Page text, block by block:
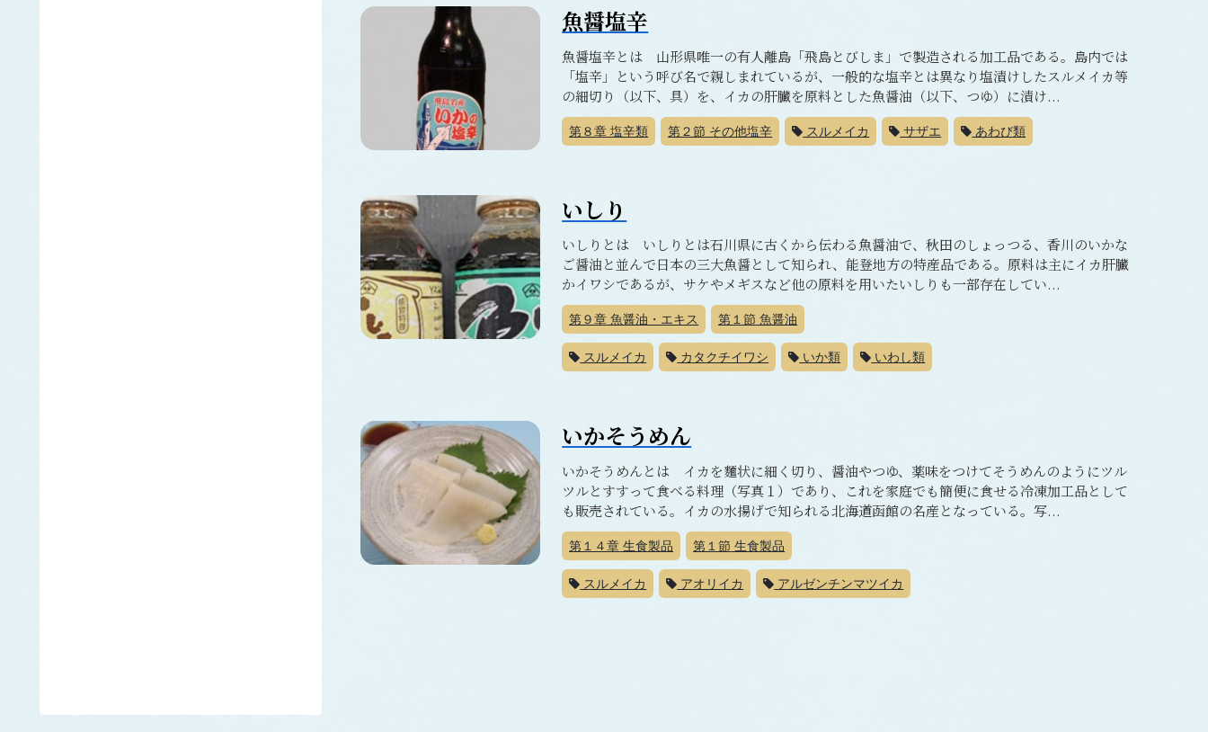
魚醤塩辛
魚醤塩辛とは 山形県唯一の有人離島「飛島とびしま」で製造される加工品である。島内では
「塩辛」という呼び名で親しまれているが、一般的な塩辛とは異なり塩漬けしたスルメイカ等
の細切り（以下、具）を、イカの肝臓を原料とした魚醤油（以下、つゆ）に漬け...
第８章 塩辛類 第２節 その他塩辛 スルメイカ サザエ あわび類
いしり
いしりとは いしりとは石川県に古くから伝わる魚醤油で、秋田のしょっつる、香川のいかな
ご醤油と並んで日本の三大魚醤として知られ、能登地方の特産品である。原料は主にイカ肝臓
かイワシであるが、サケやメギスなど他の原料を用いたいしりも一部存在してい...
第９章 魚醤油・エキス 第１節 魚醤油
スルメイカ カタクチイワシ いか類 いわし類
いかそうめん
いかそうめんとは イカを麵状に細く切り、醤油やつゆ、薬味をつけてそうめんのようにツル
ツルとすすって食べる料理（写真１）であり、これを家庭でも簡便に食せる冷凍加工品として
も販売されている。イカの水揚げで知られる北海道函館の名産となっている。写...
第１４章 生食製品 第１節 生食製品
スルメイカ アオリイカ アルゼンチンマツイカ